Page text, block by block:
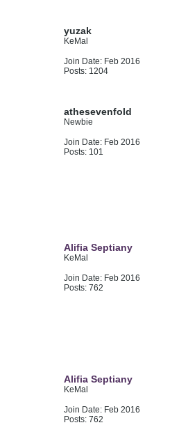
yuzak
KeMal
Join Date: Feb 2016
Posts: 1204
athesevenfold
Newbie
Join Date: Feb 2016
Posts: 101
Alifia Septiany
KeMal
Join Date: Feb 2016
Posts: 762
Alifia Septiany
KeMal
Join Date: Feb 2016
Posts: 762